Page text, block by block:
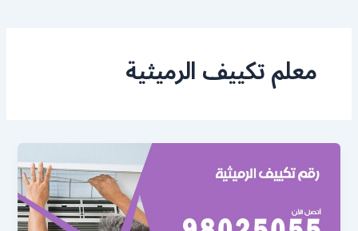
معلم تكييف الرميثية